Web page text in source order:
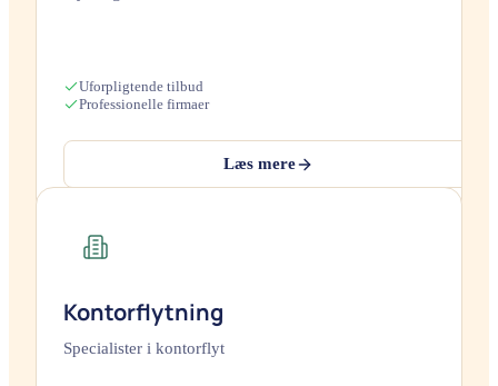
Uforpligtende tilbud
Professionelle firmaer
Læs mere
Kontorflytning
Specialister i kontorflyt